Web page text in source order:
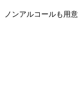
ノンアルコールも用